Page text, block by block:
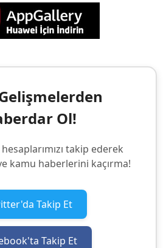
Ol!
takip ederek
kamu haberlerini kaçırma!
Takip Et
Takip Et